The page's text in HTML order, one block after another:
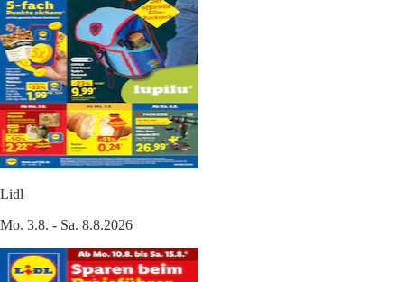
Lidl
Mo. 3.8. - Sa. 8.8.2026